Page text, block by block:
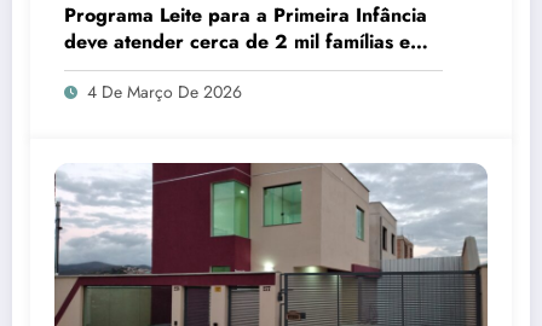
Programa Leite para a Primeira Infância
deve atender cerca de 2 mil famílias em
Sabará
4 De Março De 2026